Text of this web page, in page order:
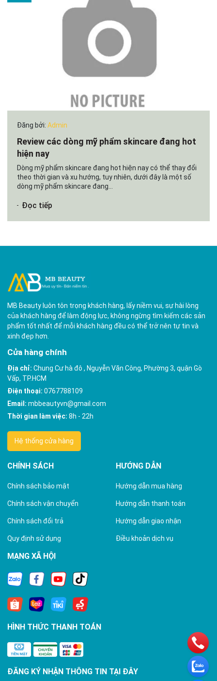
Đăng bởi: Admin
Review các dòng mỹ phẩm skincare đang hot
hiện nay
Dòng mỹ phẩm skincare đang hot hiện nay có thể thay đổi
theo thời gian và xu hướng, tuy nhiên, dưới đây là một số
dòng mỹ phẩm skincare đang...
Đọc tiếp
MB Beauty luôn tôn trọng khách hàng, lấy niềm vui, sự hài lòng
của khách hàng để làm động lực, không ngừng tìm kiếm các sản
phẩm tốt nhất để mỗi khách hàng đều có thể trở nên tự tin và
xinh đẹp hơn.
Cửa hàng chính
Địa chỉ: Chung Cư hà đô , Nguyễn Văn Công, Phường 3, quận Gò
Vấp, TP.HCM
Điện thoại: 0767788109
Email: mbbeautyvn@gmail.com
Thời gian làm việc: 8h - 22h
Hệ thống cửa hàng
CHÍNH SÁCH
Chính sách bảo mật
Chính sách vận chuyển
Chính sách đổi trả
Quy định sử dụng
HƯỚNG DẪN
Hướng dẫn mua hàng
Hướng dẫn thanh toán
Hướng dẫn giao nhận
Điều khoản dịch vụ
MẠNG XÃ HỘI
HÌNH THỨC THANH TOÁN
ĐĂNG KÝ NHẬN THÔNG TIN TẠI ĐÂY